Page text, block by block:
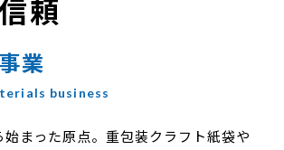
頼
業
まった原点。重包装クラフト紙袋や